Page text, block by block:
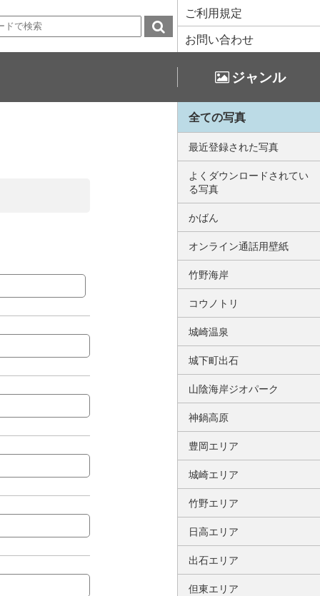
ご利用規定
お問い合わせ
ジャンル
全ての写真
最近登録された写真
よくダウンロードされてい
る写真
かばん
オンライン通話用壁紙
竹野海岸
コウノトリ
城崎温泉
城下町出石
山陰海岸ジオパーク
神鍋高原
豊岡エリア
城崎エリア
竹野エリア
日高エリア
出石エリア
但東エリア